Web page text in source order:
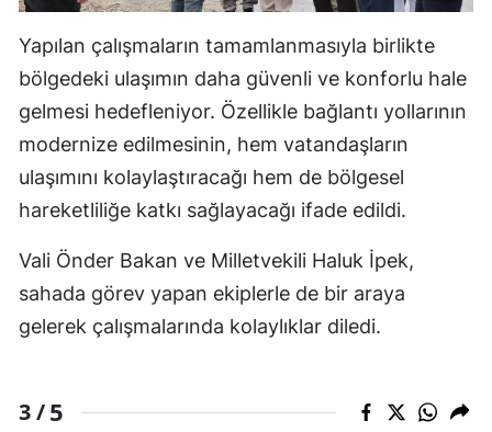
Yapılan çalışmaların tamamlanmasıyla birlikte
bölgedeki ulaşımın daha güvenli ve konforlu hale
gelmesi hedefleniyor. Özellikle bağlantı yollarının
modernize edilmesinin, hem vatandaşların
ulaşımını kolaylaştıracağı hem de bölgesel
hareketliliğe katkı sağlayacağı ifade edildi.
Vali Önder Bakan ve Milletvekili Haluk İpek,
sahada görev yapan ekiplerle de bir araya
gelerek çalışmalarında kolaylıklar diledi.
3 /5